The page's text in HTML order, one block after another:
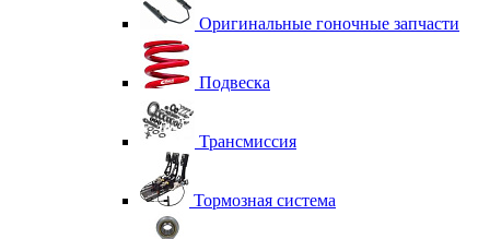
Оригинальные гоночные запчасти
Подвеска
Трансмиссия
Тормозная система